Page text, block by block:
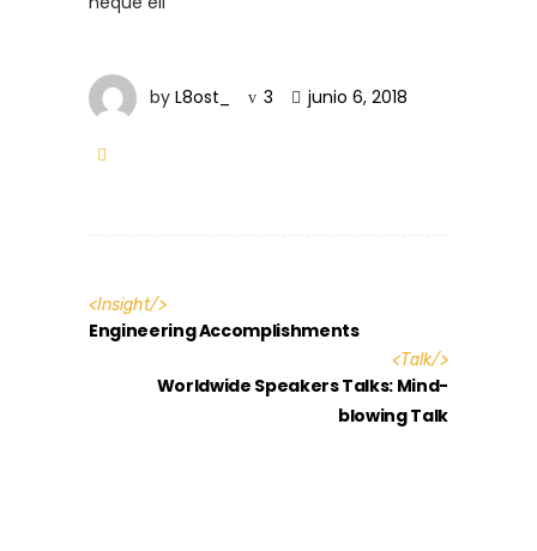
by L8ost_ 3 junio 6, 2018
<Insight/>
Engineering Accomplishments
<Talk/>
Worldwide Speakers Talks: Mind-
blowing Talk